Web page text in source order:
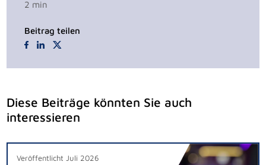
2 min
Beitrag teilen
Diese Beiträge könnten Sie auch
interessieren
Veröffentlicht Juli 2026